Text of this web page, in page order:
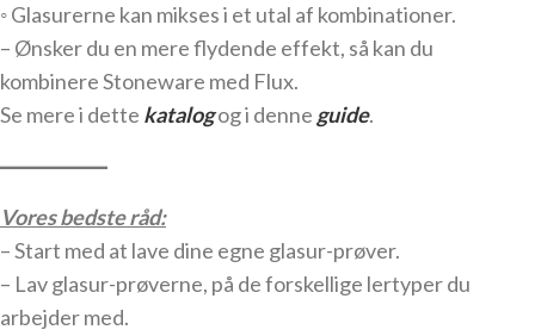
◦Glasurerne kan mikses i et utal af kombinationer.
– Ønsker du en mere flydende effekt, så kan du
kombinere Stoneware med Flux.
Se mere i dette katalogog i denneguide.
Vores bedste råd:
– Start med at lave dine egne glasur-prøver.
– Lav glasur-prøverne, på de forskellige lertyper du
arbejder med.